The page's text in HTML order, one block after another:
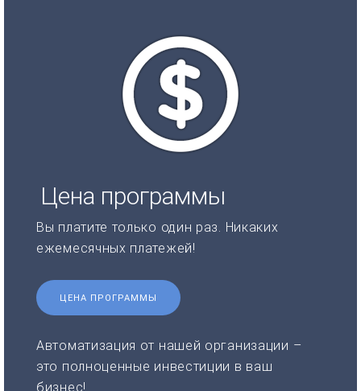
Цена программы
Вы платите только один раз. Никаких
ежемесячных платежей!
ЦЕНА ПРОГРАММЫ
Автоматизация от нашей организации –
это полноценные инвестиции в ваш
бизнес!